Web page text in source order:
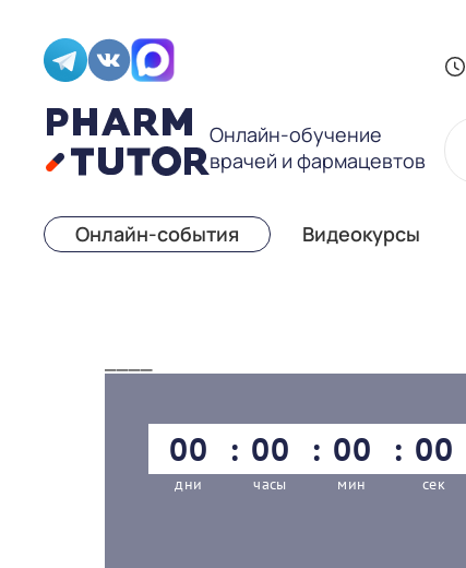
Онлайн-обучение
врачей и фармацевтов
Онлайн-события Видеокурсы
00
дни
00
часы
00
мин
00
сек